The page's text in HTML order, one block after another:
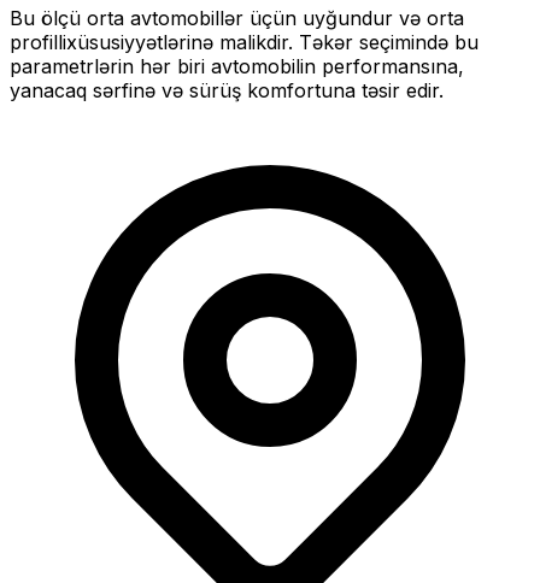
Bu ölçü orta avtomobillər üçün uyğundur və orta
profillixüsusiyyətlərinə malikdir. Təkər seçimində bu
parametrlərin hər biri avtomobilin performansına,
yanacaq sərfinə və sürüş komfortuna təsir edir.